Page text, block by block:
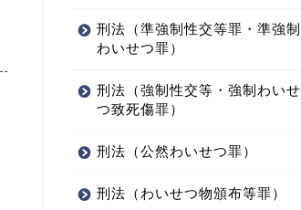
刑法（準強制性交等罪・準強制
わいせつ罪）
刑法（強制性交等・強制わいせ
つ致死傷罪）
刑法（公然わいせつ罪）
刑法（わいせつ物頒布等罪）